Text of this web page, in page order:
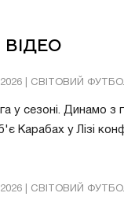
ВІДЕО
2026 | СВІТОВИЙ
у сезоні. Динамо з
Карабах у Лізі
2026 | СВІТОВИЙ